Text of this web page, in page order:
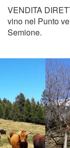
VENDITA
vino nel Punto
Semione.